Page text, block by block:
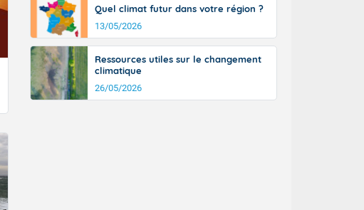
Quel climat futur dans votre région ?
13/05/2026
Ressources utiles sur le changement
climatique
26/05/2026